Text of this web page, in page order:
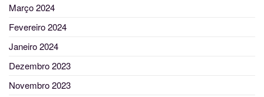
Março 2024
Fevereiro 2024
Janeiro 2024
Dezembro 2023
Novembro 2023